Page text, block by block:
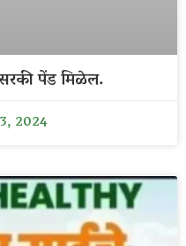
पेंड मिळेल.
2024